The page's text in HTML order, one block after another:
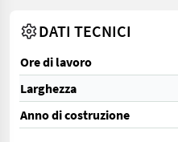
DATI TECNICI
Ore di lavoro
Larghezza
Anno di costruzione